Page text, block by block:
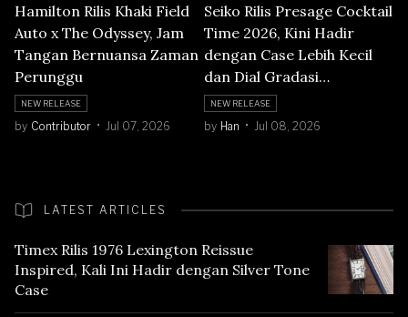
Hamilton Rilis Khaki Field
Auto x The Odyssey, Jam
Tangan Bernuansa Zaman
Perunggu
NEW RELEASE
by Contributor Jul 07, 2026
Seiko Rilis Presage Cocktail
Time 2026, Kini Hadir
dengan Case Lebih Kecil
dan Dial Gradasi
Bertekstur
NEW RELEASE
by Han Jul 08, 2026
LATEST ARTICLES
Timex Rilis 1976 Lexington Reissue
Inspired, Kali Ini Hadir dengan Silver Tone
Case